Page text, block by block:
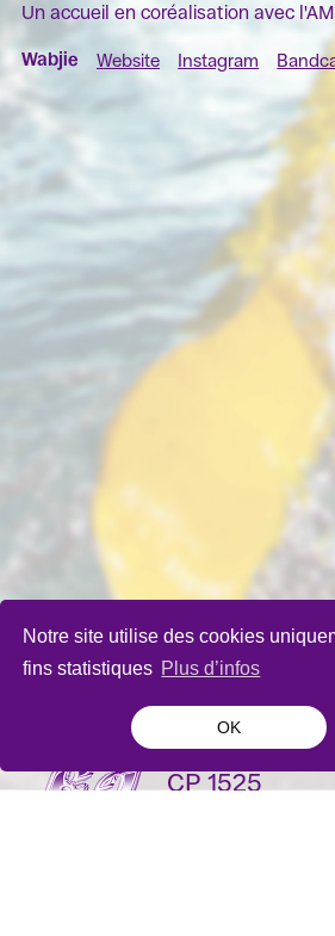
Notre site utilise des cookies
fins statistiques Plus d’infos
OK
Un accueil en coréalisation avec
Wabjie Website Instagram
La Bâtie-
CP 1525